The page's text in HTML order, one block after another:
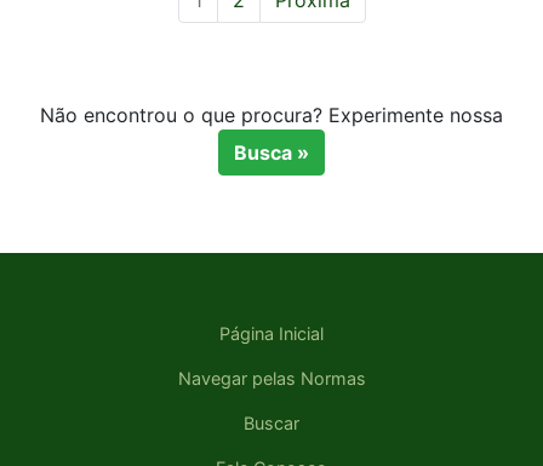
Não encontrou o que procura? Experimente nossa
Busca »
Página Inicial
Navegar pelas Normas
Buscar